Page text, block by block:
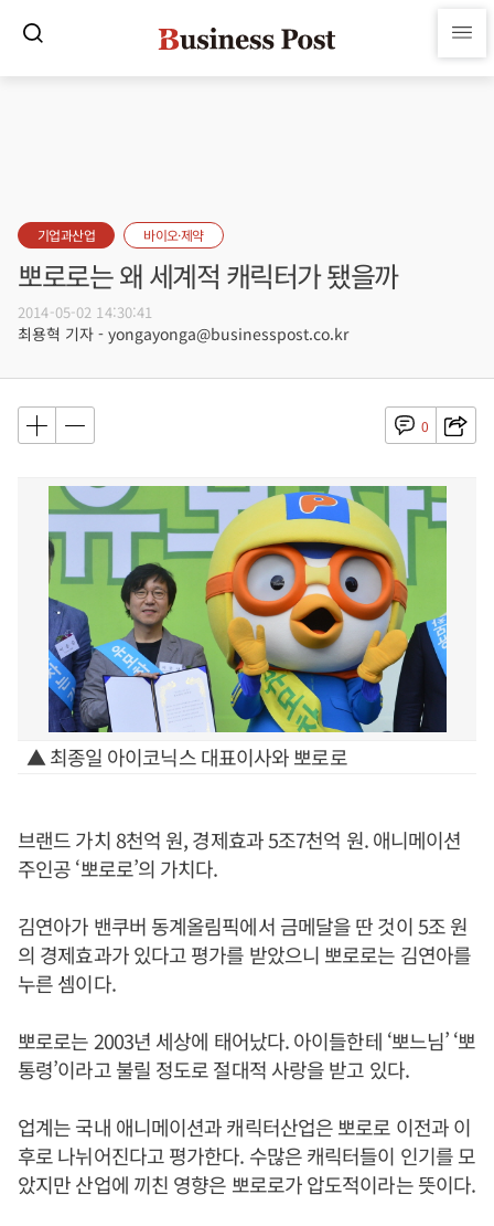
기업과산업 바이오·제약
뽀로로는 왜 세계적 캐릭터가 됐을까
2014-05-02 14:30:41
최용혁 기자 - yongayonga@businesspost.co.kr
0
▲ 최종일 아이코닉스 대표이사와 뽀로로
브랜드 가치 8천억 원, 경제효과 5조7천억 원. 애니메이션
주인공 ‘뽀로로’의 가치다.
김연아가 밴쿠버 동계올림픽에서 금메달을 딴 것이 5조 원
의 경제효과가 있다고 평가를 받았으니 뽀로로는 김연아를
누른 셈이다.
뽀로로는 2003년 세상에 태어났다. 아이들한테 ‘뽀느님’ ‘뽀
통령’이라고 불릴 정도로 절대적 사랑을 받고 있다.
업계는 국내 애니메이션과 캐릭터산업은 뽀로로 이전과 이
후로 나뉘어진다고 평가한다. 수많은 캐릭터들이 인기를 모
았지만 산업에 끼친 영향은 뽀로로가 압도적이라는 뜻이다.